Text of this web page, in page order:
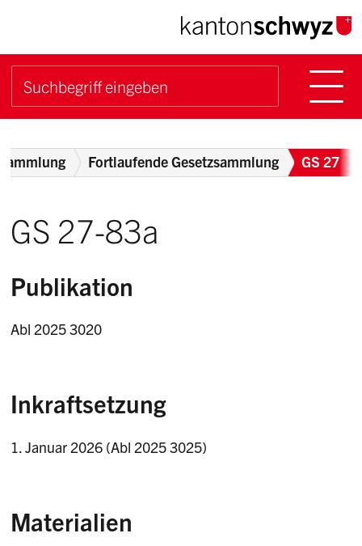
Navigieren im Kanton
Schnellnavigation
Suchbegriff
Breadcrumb
Fortlaufende Gesetzsammlung GS 27
GS 27-83a
Publikation
Abl 2025 3020
Inkraftsetzung
1. Januar 2026 (Abl 2025 3025)
Materialien